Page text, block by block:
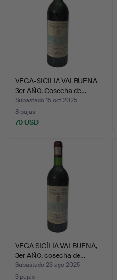
VEGA-SICILIA VALBUENA,
3er AÑO. Cosecha de…
Subastado 15 oct 2025
8 pujas
70 USD
VEGA SICÍLIA VALBUENA,
3er AÑO, cosecha de…
Subastado 23 ago 2025
3 pujas